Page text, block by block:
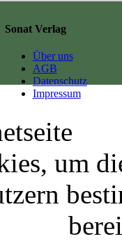
Sonat Verlag
Über uns
AGB
Datenschutz
Impressum
um